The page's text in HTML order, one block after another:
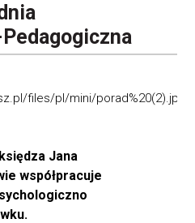
Jana
współpracuje